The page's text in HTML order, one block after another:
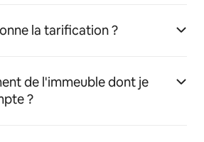
la tarification ?
de l'immeuble dont je
?